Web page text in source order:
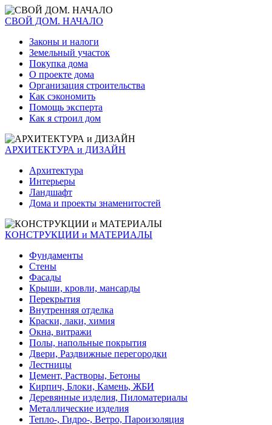
СВОЙ ДОМ. НАЧАЛО
Законы и налоги
Земельный участок
Покупка дома
О проекте дома
Организация строительства
Как сэкономить
Помощь эксперта
Как я строил дом
АРХИТЕКТУРА и ДИЗАЙН
Архитектура
Интерьеры
Ландшафт
Дома и проекты знаменитостей
КОНСТРУКЦИИ и МАТЕРИАЛЫ
Фундаменты
Стены
Фасады
Крыши, кровли, мансарды
Перекрытия
Внутренняя отделка
Краски, лаки, химия
Окна, витражи
Полы, напольные покрытия
Двери, Раздвижные перегородки
Лестницы
Цемент, Растворы, Бетоны
Кирпич, Блоки, Камень, ЖБИ
Деревянные изделия, Пиломатериалы
Металлические изделия
Тепло-, Гидро-, Ветро, Пароизоляция